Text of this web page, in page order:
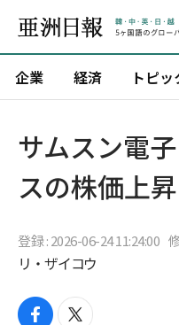
企業 経済 トピッ
サムスン電
スの株価上
登録 : 2026-06-24 11:24:00
リ・ザイコウ